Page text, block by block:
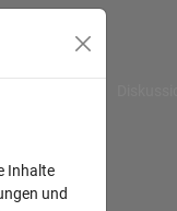
Inhalte
und